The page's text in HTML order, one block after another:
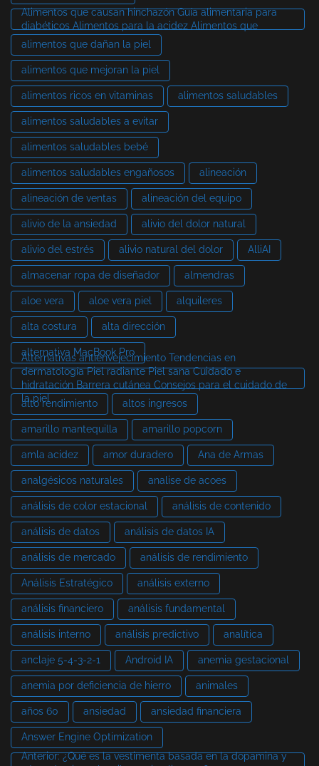
Alimentos que causan hinchazón Guía alimentaria para
diabéticos Alimentos para la acidez Alimentos que
alimentos que dañan la piel
alimentos que mejoran la piel
alimentos ricos en vitaminas alimentos saludables
alimentos saludables a evitar
alimentos saludables bebé
alimentos saludables engañosos alineación
alineación de ventas alineación del equipo
alivio de la ansiedad alivio del dolor natural
alivio del estrés alivio natural del dolor AlliAI
almacenar ropa de diseñador almendras
aloe vera aloe vera piel alquileres
alta costura alta dirección
alternativa MacBook Pro
Alternativas antienvejecimiento Tendencias en
dermatología Piel radiante Piel sana Cuidado e
hidratación Barrera cutánea Consejos para el cuidado de
la piel
alto rendimiento altos ingresos
amarillo mantequilla amarillo popcorn
amla acidez amor duradero Ana de Armas
analgésicos naturales analise de acoes
análisis de color estacional análisis de contenido
análisis de datos análisis de datos IA
análisis de mercado análisis de rendimiento
Análisis Estratégico análisis externo
análisis financiero análisis fundamental
análisis interno análisis predictivo analítica
anclaje 5-4-3-2-1 Android IA anemia gestacional
anemia por deficiencia de hierro animales
años 60 ansiedad ansiedad financiera
Answer Engine Optimization
Anterior: ¿Qué es la vestimenta basada en la dopamina y